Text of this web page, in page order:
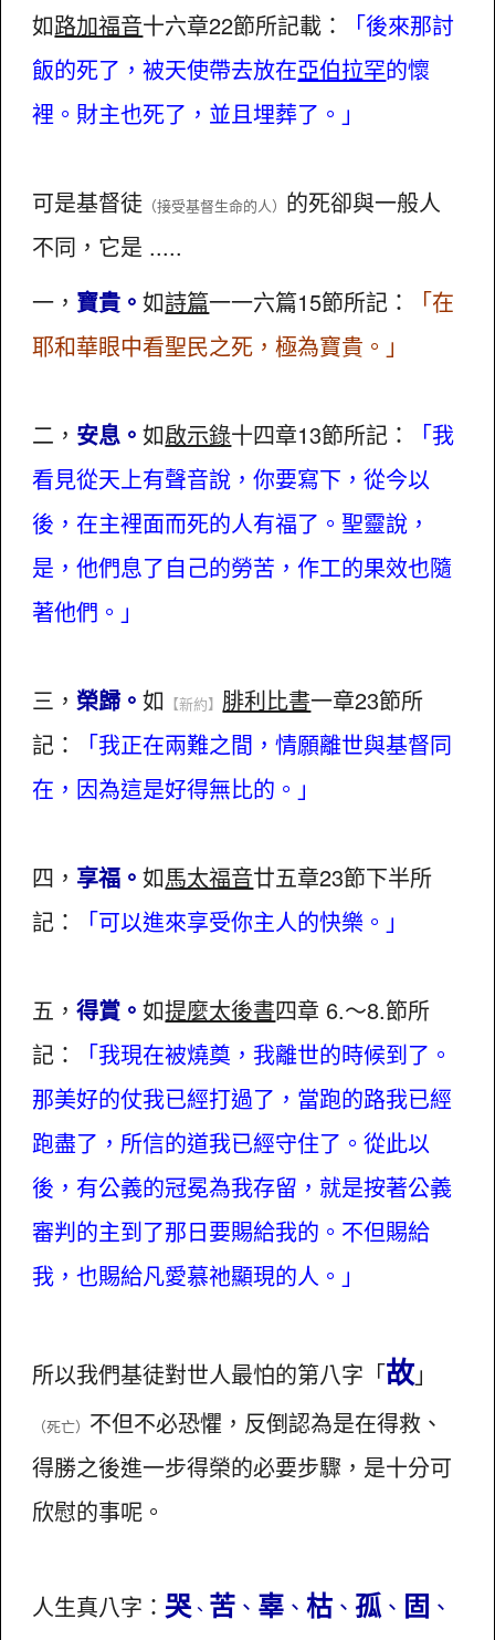
如路加福音十六章22節所記載：
「後來那討
飯的死了，被天使帶去放在亞伯拉罕的懷
裡。財主也死了，並且埋葬了。」
可是基督徒 （接受基督生命的人） 的死卻與一般人
不同，它是 .....
一， 寶貴。如詩篇一一六篇15節所記：
「在
耶和華眼中看聖民之死，極為寶貴。」
二， 安息。如啟示錄十四章13節所記：
「我
看見從天上有聲音說，你要寫下，從今以
後，在主裡面而死的人有福了。聖靈說，
是，他們息了自己的勞苦，作工的果效也隨
著他們。」
三，榮歸。如 【新約】 腓利比書一章23節所
記：
「我正在兩難之間，情願離世與基督同
在，因為這是好得無比的。」
四， 享福。如馬太福音廿五章23節下半所
記：
「可以進來享受你主人的快樂。」
五，得賞。如提麼太後書四章 6.～8.節所
記：
「我現在被燒奠，我離世的時候到了。
那美好的仗我已經打過了，當跑的路我已經
跑盡了，所信的道我已經守住了。從此以
後，有公義的冠冕為我存留，就是按著公義
審判的主到了那日要賜給我的。不但賜給
我，也賜給凡愛慕祂顯現的人。」
所以我們基徒對世人最怕的第八字「故」
（死亡） 不但不必恐懼，反倒認為是在得救、
得勝之後進一步得榮的必要步驟，是十分可
欣慰的事呢。
人生真八字： 哭、 苦 、 辜 、枯 、 孤 、 固 、